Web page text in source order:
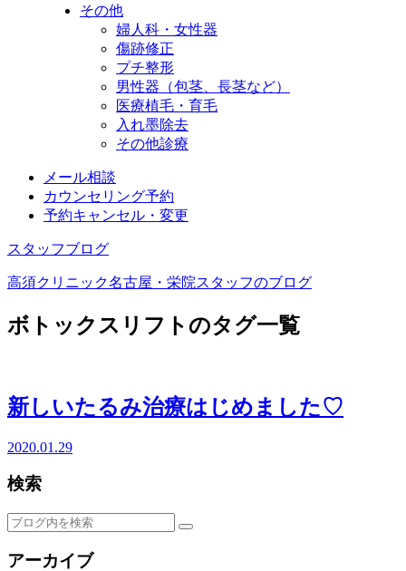
その他
婦人科・女性器
傷跡修正
プチ整形
男性器（包茎、長茎など）
医療植毛・育毛
入れ墨除去
その他診療
メール相談
カウンセリング予約
予約キャンセル・変更
スタッフブログ
高須クリニック名古屋・栄院スタッフのブログ
ボトックスリフトのタグ一覧
新しいたるみ治療はじめました♡
2020.01.29
検索
アーカイブ